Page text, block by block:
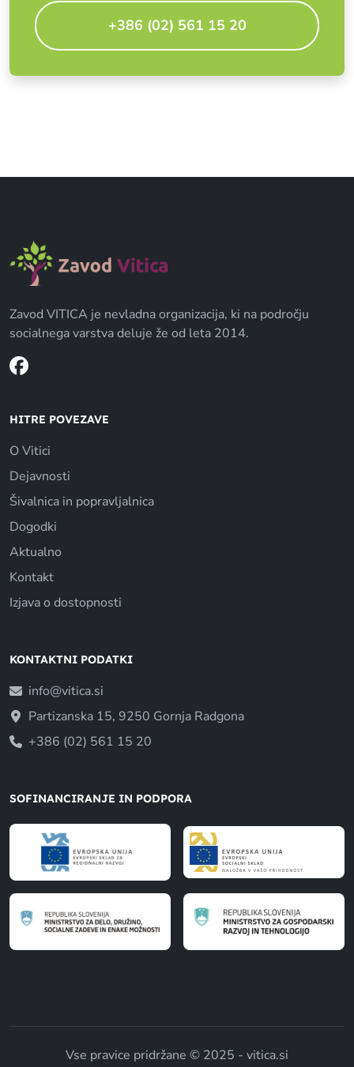
+386 (02) 561 15 20
Zavod VITICA je nevladna organizacija, ki na področju
socialnega varstva deluje že od leta 2014.
HITRE POVEZAVE
O Vitici
Dejavnosti
Šivalnica in popravljalnica
Dogodki
Aktualno
Kontakt
Izjava o dostopnosti
KONTAKTNI PODATKI
info@vitica.si
Partizanska 15, 9250 Gornja Radgona
+386 (02) 561 15 20
SOFINANCIRANJE IN PODPORA
Vse pravice pridržane © 2025 - vitica.si